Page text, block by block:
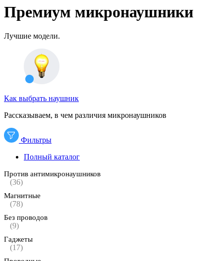
Премиум микронаушники
Лучшие модели.
Как выбрать наушник
Рассказываем, в чем различия микронаушников
Фильтры
Полный каталог
Против антимикронаушников
(36)
Магнитные
(78)
Без проводов
(9)
Гаджеты
(17)